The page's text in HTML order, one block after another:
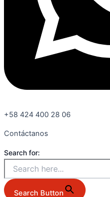
+58 424 400 28 06
Contáctanos
Search for:
Search Button